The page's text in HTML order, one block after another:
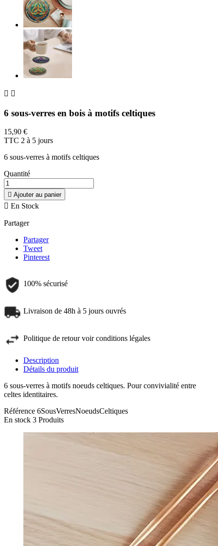
 
6 sous-verres en bois à motifs celtiques
15,90 €
TTC 2 à 5 jours
6 sous-verres à motifs celtiques
Quantité
 Ajouter au panier
 En Stock
Partager
Partager
Tweet
Pinterest
100% sécurisé
Livraison de 48h à 5 jours ouvrés
Politique de retour voir conditions légales
Description
Détails du produit
6 sous-verres à motifs noeuds celtiques. Pour convivialité entre
celtes identitaires.
Référence 6SousVerresNoeudsCeltiques
En stock 3 Produits